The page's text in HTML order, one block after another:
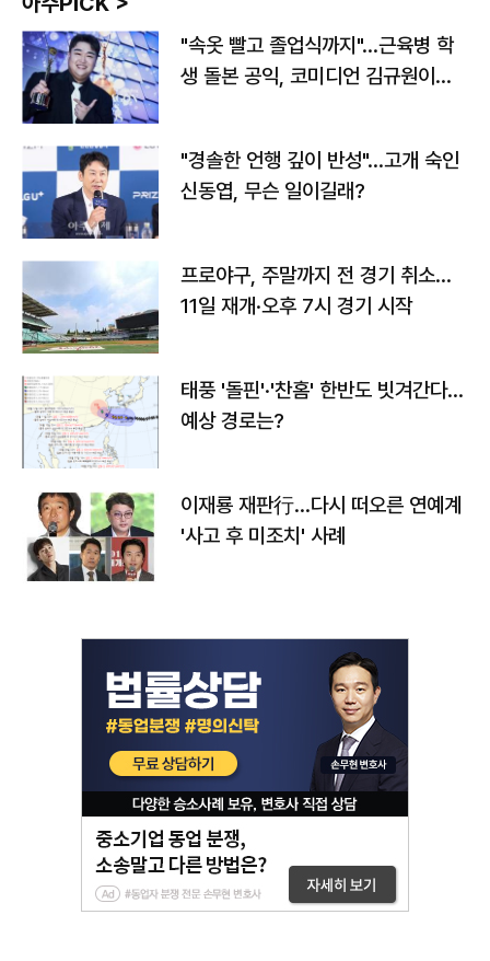
"속옷 빨고 졸업식까지"…근육병 학
생 돌본 공익, 코미디언 김규원이었
"경솔한 언행 깊이 반성"…고개 숙인
신동엽, 무슨 일이길래?
프로야구, 주말까지 전 경기 취소…
11일 재개·오후 7시 경기 시작
태풍 '돌핀'·'찬홈' 한반도 빗겨간다…
예상 경로는?
이재룡 재판行…다시 떠오른 연예계
'사고 후 미조치' 사례